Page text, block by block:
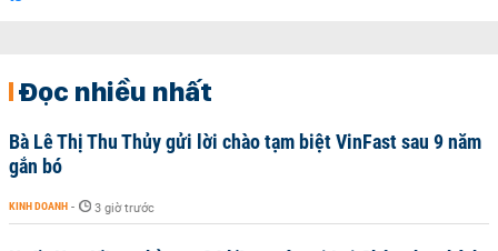
Đọc nhiều nhất
Bà Lê Thị Thu Thủy gửi lời chào tạm biệt VinFast sau 9 năm
gắn bó
KINH DOANH - 3 giờ trước